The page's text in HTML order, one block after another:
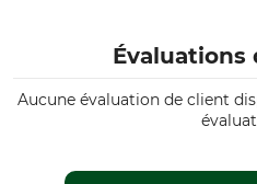
Évaluations
Aucune évaluation de client